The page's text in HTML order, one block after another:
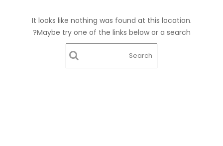
It looks like nothing was found at this location.
Maybe try one of the links below or a search?